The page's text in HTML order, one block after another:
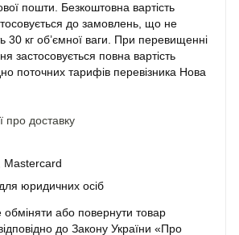
пошти. Безкоштовна вартість
до замовлень, що не
30 кг об’ємної ваги. При перевищенні
застосовується повна вартість
поточних тарифів перевізника Нова
про доставку
Mastercard
юридичних осіб
або повернути товар
до Закону України «Про